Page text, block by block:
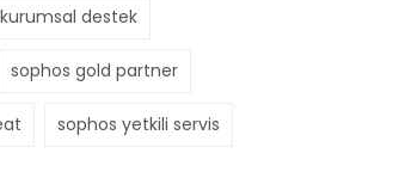
destek
sophos gold partner
sophos yetkili servis